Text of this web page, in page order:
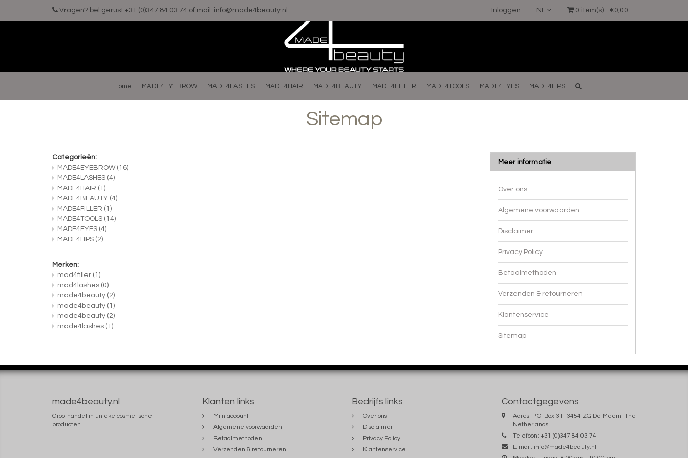
Vragen? bel gerust:+31 (0)347 84 03 74 of mail: info@made4beauty.nl 0 item(s) - €0,00
NL
Inloggen
Home MADE4EYEBROW MADE4LASHES MADE4HAIR MADE4BEAUTY MADE4FILLER MADE4TOOLS MADE4EYES MADE4LIPS
Sitemap
Categorieën:
MADE4EYEBROW (16)
MADE4LASHES (4)
MADE4HAIR (1)
MADE4BEAUTY (4)
MADE4FILLER (1)
MADE4TOOLS (14)
MADE4EYES (4)
MADE4LIPS (2)
Merken:
mad4filler (1)
mad4lashes (0)
made4beauty (2)
made4beauty (1)
made4beauty (2)
made4lashes (1)
Meer informatie
Over ons
Algemene voorwaarden
Disclaimer
Privacy Policy
Betaalmethoden
Verzenden & retourneren
Klantenservice
Sitemap
made4beauty.nl
Groothandel in unieke cosmetische
producten
Klanten links
Mijn account
Algemene voorwaarden
Betaalmethoden
Verzenden & retourneren
Bedrijfs links
Over ons
Disclaimer
Privacy Policy
Klantenservice
Contactgegevens
Adres: P.O. Box 31 -3454 ZG De Meern -The
Netherlands
Telefoon: +31 (0)347 84 03 74
E-mail: info@made4beauty.nl